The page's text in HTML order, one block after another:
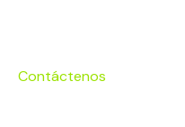
Contáctenos